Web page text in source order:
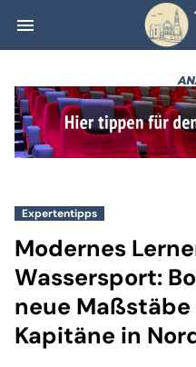
menu
Expertentipps
Modernes
Wassersport:
neue
Kapitäne in